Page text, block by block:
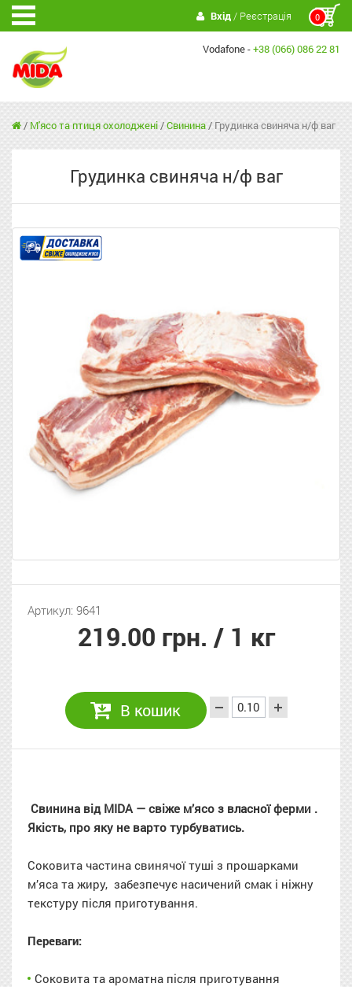
0
Вхід/ Реєстрація
Vodafone -+38 (066) 086 22 81
/ М'ясо та птиця охолоджені/Свинина/ Грудинка свиняча н/ф ваг
Грудинка свиняча н/ф ваг
Артикул: 9641
219.00 грн. / 1 кг
В кошик
Свинина від MIDA — свіже м’ясо з власної ферми .
Якість, про яку не варто турбуватись.
Соковита частина свинячої туші з прошарками
м’яса та жиру, забезпечує насичений смак і ніжну
текстуру після приготування.
Переваги:
Соковита та ароматна після приготування